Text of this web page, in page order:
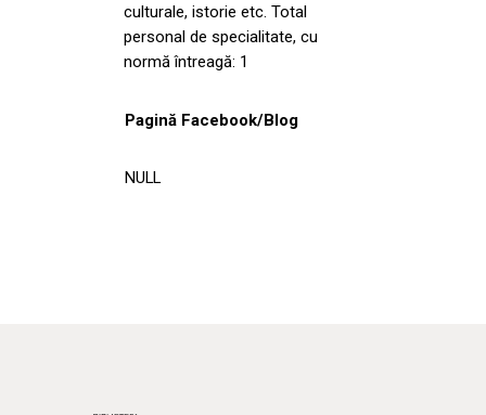
culturale, istorie etc. Total
personal de specialitate, cu
normă întreagă: 1
Pagină Facebook/Blog
NULL